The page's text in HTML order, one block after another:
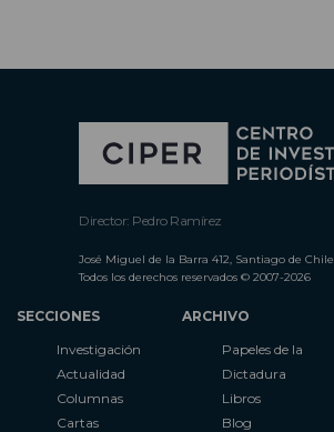
Director: Pedro Ramírez
José Miguel de la Barra 412, Santiago de Chile
Todos los derechos reservados © 2007-2026
SECCIONES
Investigación
Actualidad
Columnas
Cartas
ARCHIVO
Papeles de la
Dictadura
Libros
Blog